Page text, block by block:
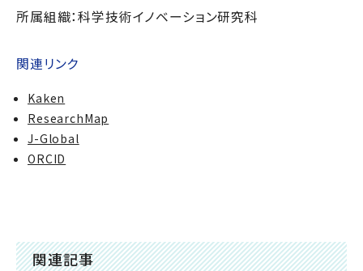
所属組織：科学技術イノベーション研究科
関連リンク
Kaken
ResearchMap
J-Global
ORCID
関連記事